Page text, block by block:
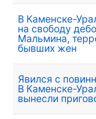
В Каменске-
на свободу
Мальмина,
бывших жен
Явился с
В Каменске-
вынесли